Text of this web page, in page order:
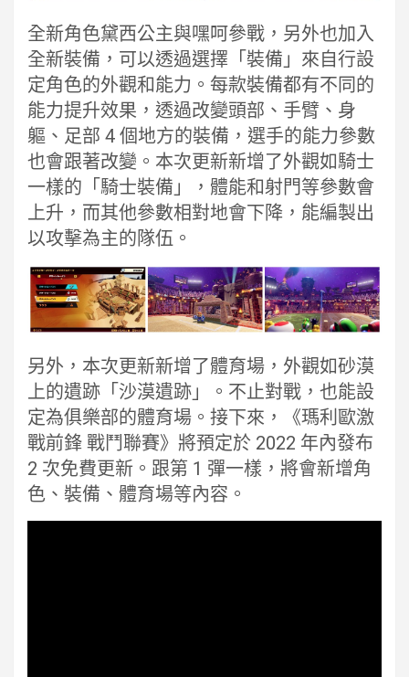
全新角色黛西公主與嘿呵參戰，另外也加入
全新裝備，可以透過選擇「裝備」來自行設
定角色的外觀和能力。每款裝備都有不同的
能力提升效果，透過改變頭部、手臂、身
軀、足部 4 個地方的裝備，選手的能力參數
也會跟著改變。本次更新新增了外觀如騎士
一樣的「騎士裝備」，體能和射門等參數會
上升，而其他參數相對地會下降，能編製出
以攻擊為主的隊伍。
另外，本次更新新增了體育場，外觀如砂漠
上的遺跡「沙漠遺跡」。不止對戰，也能設
定為俱樂部的體育場。接下來，《瑪利歐激
戰前鋒 戰鬥聯賽》將預定於 2022 年內發布
2 次免費更新。跟第 1 彈一樣，將會新增角
色、裝備、體育場等內容。